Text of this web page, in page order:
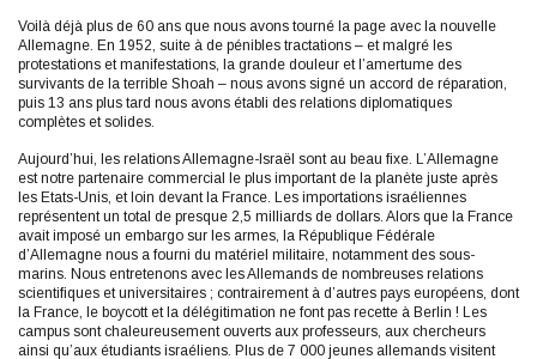
Voilà déjà plus de 60 ans que nous avons tourné la page avec la nouvelle
Allemagne. En 1952, suite à de pénibles tractations – et malgré les
protestations et manifestations, la grande douleur et l’amertume des
survivants de la terrible Shoah – nous avons signé un accord de réparation,
puis 13 ans plus tard nous avons établi des relations diplomatiques
complètes et solides.
Aujourd’hui, les relations Allemagne-Israël sont au beau fixe. L’Allemagne
est notre partenaire commercial le plus important de la planète juste après
les Etats-Unis, et loin devant la France. Les importations israéliennes
représentent un total de presque 2,5 milliards de dollars. Alors que la France
avait imposé un embargo sur les armes, la République Fédérale
d’Allemagne nous a fourni du matériel militaire, notamment des sous-
marins. Nous entretenons avec les Allemands de nombreuses relations
scientifiques et universitaires ; contrairement à d’autres pays européens, dont
la France, le boycott et la délégitimation ne font pas recette à Berlin ! Les
campus sont chaleureusement ouverts aux professeurs, aux chercheurs
ainsi qu’aux étudiants israéliens. Plus de 7 000 jeunes allemands visitent